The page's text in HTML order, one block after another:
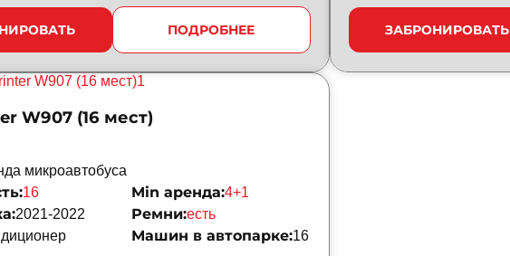
ПОДРОБНЕЕ ЗАБРОНИРОВАТЬ
W907 (16 мест)
микроавтобуса
16 Min аренда:4+1
2021-2022 Ремни:есть
Машин в автопарке:16